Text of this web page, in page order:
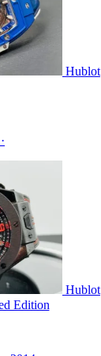
Hublot
·
Hublot
Edition